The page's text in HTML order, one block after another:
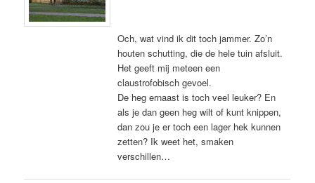
Och, wat vind ik dit toch jammer. Zo’n
houten schutting, die de hele tuin afsluit.
Het geeft mij meteen een
claustrofobisch gevoel.
De heg ernaast is toch veel leuker? En
als je dan geen heg wilt of kunt knippen,
dan zou je er toch een lager hek kunnen
zetten? Ik weet het, smaken
verschillen…